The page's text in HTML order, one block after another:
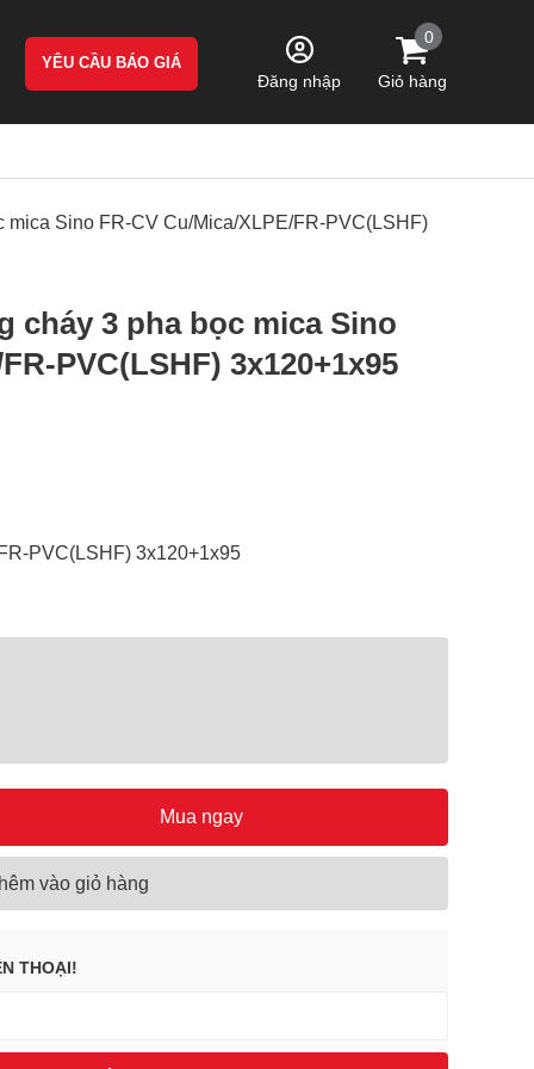
YÊU CẦU BÁO GIÁ
Đăng nhập
0
Giỏ hàng
mica Sino FR-CV Cu/Mica/XLPE/FR-PVC(LSHF)
cháy 3 pha bọc mica Sino
PVC(LSHF) 3x120+1x95
PVC(LSHF) 3x120+1x95
Mua ngay
vào giỏ hàng
THOẠI!